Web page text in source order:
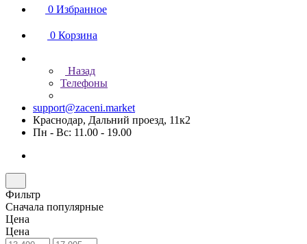
0 Избранное
0 Корзина
Назад
Телефоны
support@zaceni.market
Краснодар, Дальний проезд, 11к2
Пн - Вс: 11.00 - 19.00
Фильтр
Сначала популярные
Цена
Цена